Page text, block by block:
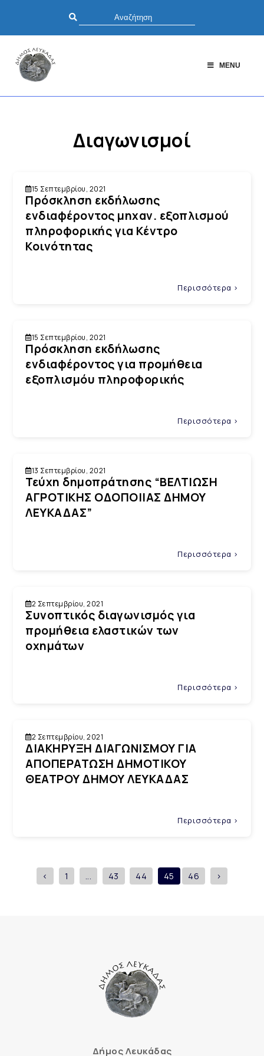
MENU
Διαγωνισμοί
15 Σεπτεμβρίου, 2021
Πρόσκληση εκδήλωσης
ενδιαφέροντος μηχαν. εξοπλισμού
πληροφορικής για Κέντρο
Κοινότητας
Περισσότερα >
15 Σεπτεμβρίου, 2021
Πρόσκληση εκδήλωσης
ενδιαφέροντος για προμήθεια
εξοπλισμόυ πληροφορικής
Περισσότερα >
13 Σεπτεμβρίου, 2021
Τεύχη δημοπράτησης “ΒΕΛΤΙΩΣΗ
ΑΓΡΟΤΙΚΗΣ ΟΔΟΠΟΙΙΑΣ ΔΗΜΟΥ
ΛΕΥΚΑΔΑΣ”
Περισσότερα >
2 Σεπτεμβρίου, 2021
Συνοπτικός διαγωνισμός για
προμήθεια ελαστικών των
οχημάτων
Περισσότερα >
2 Σεπτεμβρίου, 2021
ΔΙΑΚΗΡΥΞΗ ΔΙΑΓΩΝΙΣΜΟΥ ΓΙΑ
ΑΠΟΠΕΡΑΤΩΣΗ ΔΗΜΟΤΙΚΟΥ
ΘΕΑΤΡΟΥ ΔΗΜΟΥ ΛΕΥΚΑΔΑΣ
Περισσότερα >
< 1 ... 43 44 45 46 >
Δήμος Λευκάδας